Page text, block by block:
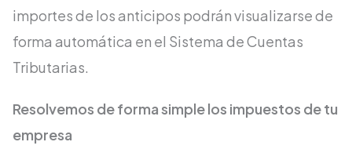
importes de los anticipos podrán visualizarse de
forma automática en el Sistema de Cuentas
Tributarias.
Resolvemos de forma simple los impuestos de tu
empresa